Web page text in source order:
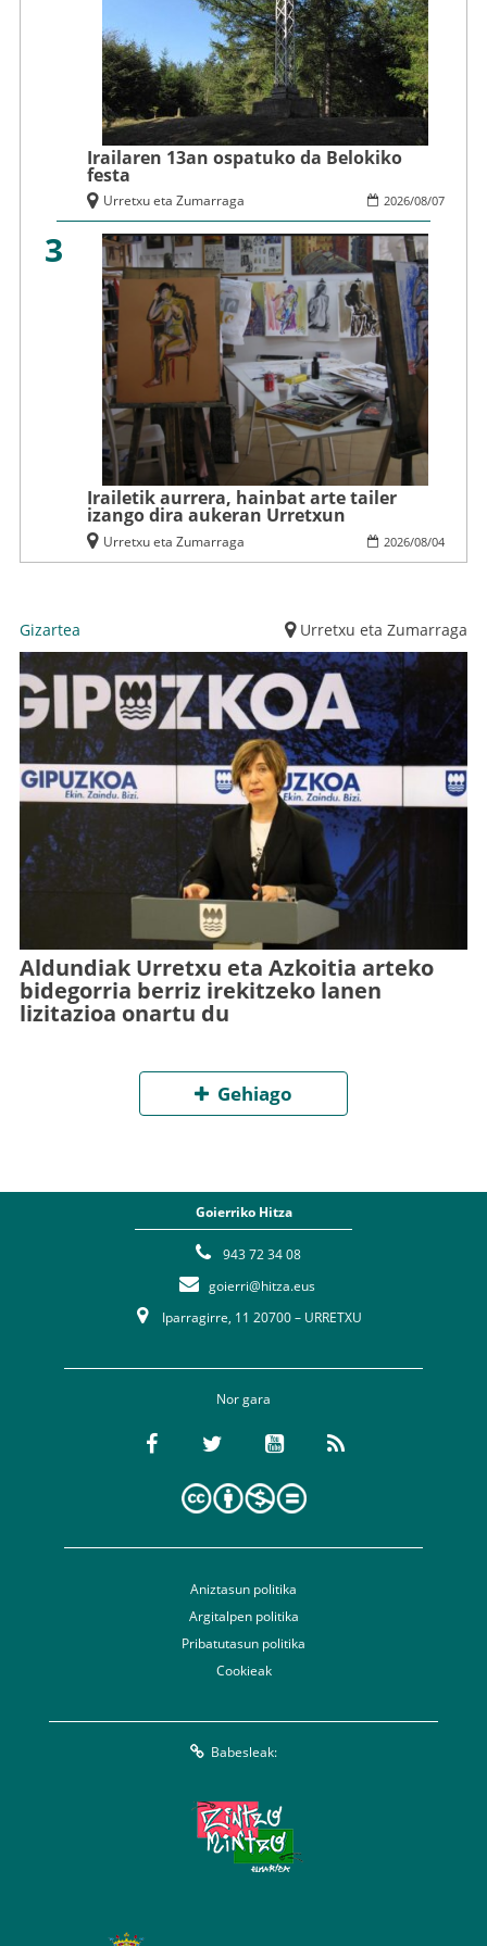
Irailaren 13an ospatuko da Belokiko
festa
2026/08/07
Urretxu eta Zumarraga
3
Irailetik aurrera, hainbat arte tailer
izango dira aukeran Urretxun
2026/08/04
Urretxu eta Zumarraga
Gizartea Urretxu eta Zumarraga
Aldundiak Urretxu eta Azkoitia arteko
bidegorria berriz irekitzeko lanen
lizitazioa onartu du
Gehiago
Goierriko Hitza
943 72 34 08
goierri@hitza.eus
Iparragirre, 11 20700 – URRETXU
Nor gara
Aniztasun politika
Argitalpen politika
Pribatutasun politika
Cookieak
Babesleak: